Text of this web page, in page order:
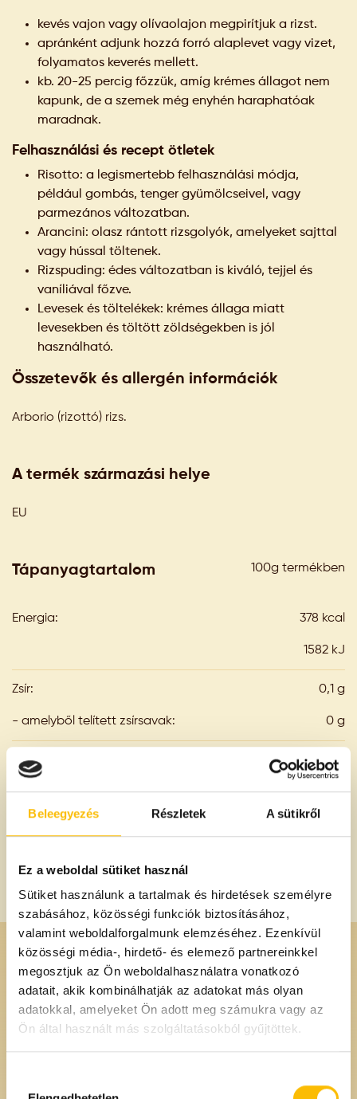
Beleegyezés Részletek A sütikről
Ez a weboldal sütiket használ
Sütiket használunk a tartalmak és hirdetések személyre
szabásához, közösségi funkciók biztosításához,
valamint weboldalforgalmunk elemzéséhez. Ezenkívül
közösségi média-, hirdető- és elemező partnereinkkel
megosztjuk az Ön weboldalhasználatra vonatkozó
adatait, akik kombinálhatják az adatokat más olyan
adatokkal, amelyeket Ön adott meg számukra vagy az
Ön által használt más szolgáltatásokból gyűjtöttek.
kiválasztása
kevés vajon vagy olívaolajon megpirítjuk a rizst.
apránként adjunk hozzá forró alaplevet vagy vizet,
folyamatos keverés mellett.
kb. 20-25 percig főzzük, amíg krémes állagot nem
kapunk, de a szemek még enyhén haraphatóak
maradnak.
Felhasználási és recept ötletek
Risotto: a legismertebb felhasználási módja,
például gombás, tenger gyümölcseivel, vagy
parmezános változatban.
Arancini: olasz rántott rizsgolyók, amelyeket sajttal
vagy hússal töltenek.
Rizspuding: édes változatban is kiváló, tejjel és
vaníliával főzve.
Levesek és töltelékek: krémes állaga miatt
levesekben és töltött zöldségekben is jól
használható.
Összetevők és allergén információk
Arborio (rizottó) rizs.
A termék származási helye
EU
Tápanyagtartalom 100g termékben
Energia: 378 kcal
1582 kJ
Zsír: 0,1 g
- amelyből telített zsírsavak: 0 g
Szénhidrát: 74,9 g
- amelyből cukrok: 0 g
Só:
Ajánlott
Termékeink